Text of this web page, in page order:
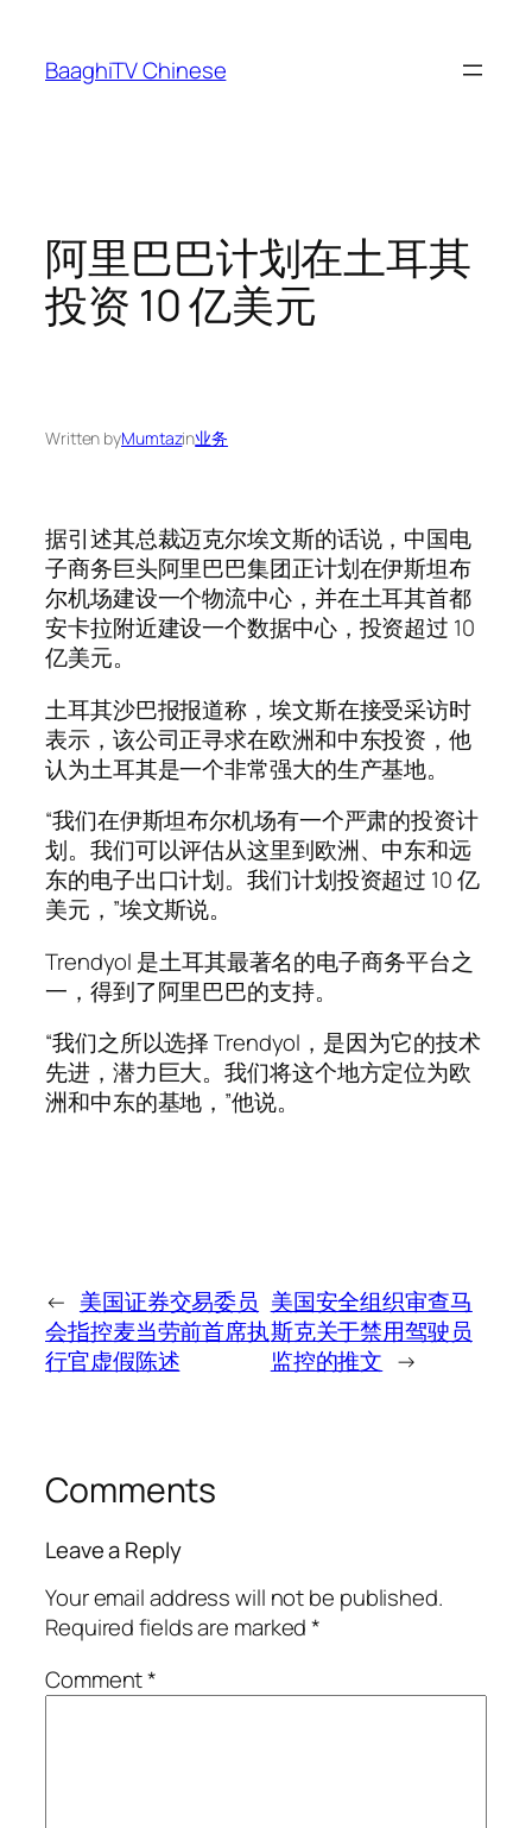
content
BaaghiTV Chinese
阿里巴巴计划在土耳其
投资 10 亿美元
Written byMumtazin业务
据引述其总裁迈克尔埃文斯的话说，中国电
子商务巨头阿里巴巴集团正计划在伊斯坦布
尔机场建设一个物流中心，并在土耳其首都
安卡拉附近建设一个数据中心，投资超过 10
亿美元。
土耳其沙巴报报道称，埃文斯在接受采访时
表示，该公司正寻求在欧洲和中东投资，他
认为土耳其是一个非常强大的生产基地。
“我们在伊斯坦布尔机场有一个严肃的投资计
划。我们可以评估从这里到欧洲、中东和远
东的电子出口计划。我们计划投资超过 10 亿
美元，”埃文斯说。
Trendyol 是土耳其最著名的电子商务平台之
一，得到了阿里巴巴的支持。
“我们之所以选择 Trendyol，是因为它的技术
先进，潜力巨大。我们将这个地方定位为欧
洲和中东的基地，”他说。
← 美国证券交易委员
会指控麦当劳前首席执
行官虚假陈述
美国安全组织审查马
斯克关于禁用驾驶员
监控的推文 →
Comments
Leave a Reply
Your email address will not be published.
Required fields are marked*
Comment*